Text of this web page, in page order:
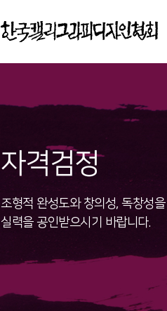
자격검정
조형적 완성도와 창의성, 독창성
실력을 공인받으시기 바랍니다.